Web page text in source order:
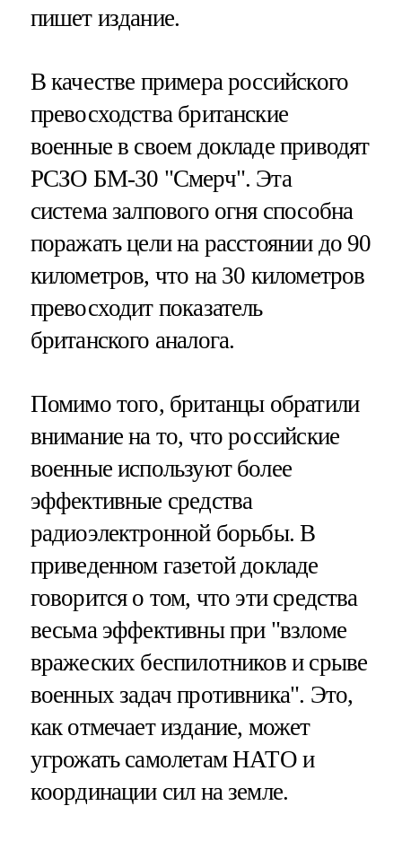
пишет издание.
В качестве примера российского
превосходства британские
военные в своем докладе приводят
РСЗО БМ-30 "Смерч". Эта
система залпового огня способна
поражать цели на расстоянии до 90
километров, что на 30 километров
превосходит показатель
британского аналога.
Помимо того, британцы обратили
внимание на то, что российские
военные используют более
эффективные средства
радиоэлектронной борьбы. В
приведенном газетой докладе
говорится о том, что эти средства
весьма эффективны при "взломе
вражеских беспилотников и срыве
военных задач противника". Это,
как отмечает издание, может
угрожать самолетам НАТО и
координации сил на земле.